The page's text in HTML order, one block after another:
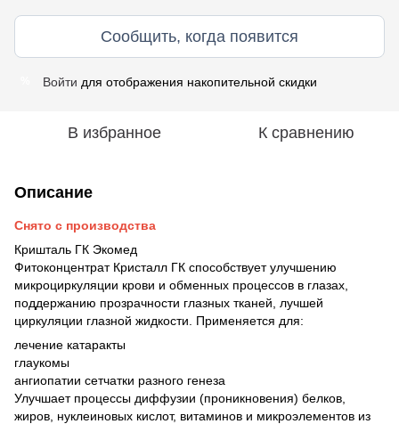
Сообщить, когда появится
Войти для отображения накопительной скидки
В избранное К сравнению
Описание
Снято с производства
Кришталь ГК Экомед
Фитоконцентрат Кристалл ГК способствует улучшению
микроциркуляции крови и обменных процессов в глазах,
поддержанию прозрачности глазных тканей, лучшей
циркуляции глазной жидкости. Применяется для:
лечение катаракты
глаукомы
ангиопатии сетчатки разного генеза
Улучшает процессы диффузии (проникновения) белков,
жиров, нуклеиновых кислот, витаминов и микроэлементов из